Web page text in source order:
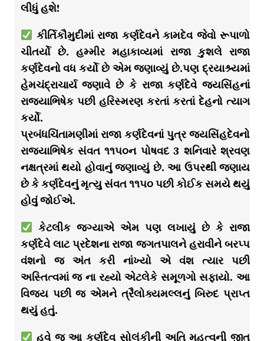
લીધું હશે!
કીર્તિકૌમુદીમાં રાજા કર્ણદેવને કામદેવ જેવો રૂપાળો
ચીતર્યો છે. હમ્મીર મહાકાવ્યમાં રાજા કુશલે રાજા
કર્ણદેવનો વધ કર્યો છે એમ જણાવ્યું છે.પણ દ્રયાશ્ર્યમાં
હેમચંદ્રાચાર્ય જણાવે છે કે રાજા કર્ણદેવે જયસિંહનાં
રાજ્યાભિષેક પછી હરિસ્મરણ કરતાં કરતાં દેહનો ત્યાગ
કર્યો.
પ્રબંધચિંતામણીમાં રાજા કર્ણદેવનાં પુત્ર જયસિંહદેવનો
રાજ્યાભિષેક સંવત ૧૧૫૦ન પોષવદ 3 શનિવારે શ્રવણ
નક્ષત્રમાં થયો હોવાનું જણાવ્યું છે. આ ઉપરથી જણાય
છે કે કર્ણદેવનું મૃત્યુ સંવત ૧૧૫૦ પછી કોઈક સમયે થયું
હોવું જોઈએ.
કેટલીક જગ્યાએ એમ પણ લખાયું છે કે રાજા
કર્ણદેવે લાટ પ્રદેશના રાજા જગતપાલને હરાવીને બરપ્પ
વંશનો જ અંત કરી નાંખ્યો એ વંશ ત્યાર પછી
અસ્તિત્વમાં જ ના રહ્યો એટલેકે સમૂળગો સફાયો. આ
વિજય પછી જ એમને ત્રૈલોક્યમલ્લનું બિરુદ પ્રાપ્ત
થયું હતું.
હવે જ આ કર્ણદેવ સોલંકીની અતિ મહત્વની જીત